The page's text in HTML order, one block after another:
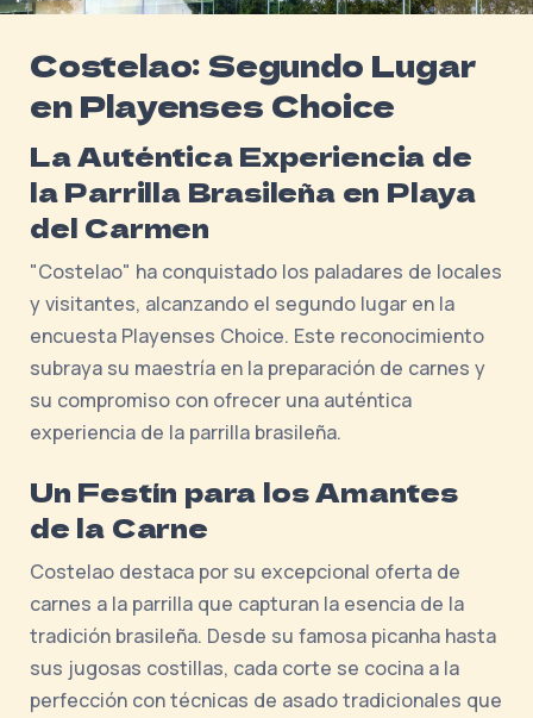
Costelao: Segundo Lugar
en Playenses Choice
La Auténtica Experiencia de
la Parrilla Brasileña en Playa
del Carmen
"Costelao" ha conquistado los paladares de locales
y visitantes, alcanzando el segundo lugar en la
encuesta Playenses Choice. Este reconocimiento
subraya su maestría en la preparación de carnes y
su compromiso con ofrecer una auténtica
experiencia de la parrilla brasileña.
Un Festín para los Amantes
de la Carne
Costelao destaca por su excepcional oferta de
carnes a la parrilla que capturan la esencia de la
tradición brasileña. Desde su famosa picanha hasta
sus jugosas costillas, cada corte se cocina a la
perfección con técnicas de asado tradicionales que